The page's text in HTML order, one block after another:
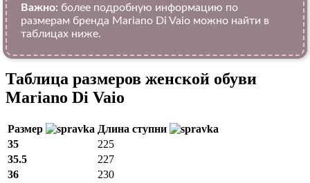
Важно: более подробную информацию по
размерам бренда Mariano Di Vaio можно найти в
таблицах ниже.
Таблица размеров женской обуви
Mariano Di Vaio
Размер
Длина ступни
35
225
35.5
227
36
230